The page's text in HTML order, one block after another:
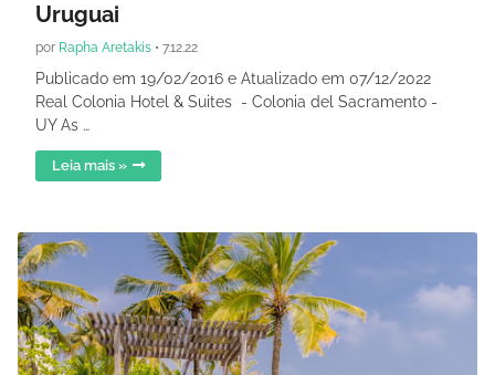
Uruguai
por Rapha Aretakis • 7.12.22
Publicado em 19/02/2016 e Atualizado em 07/12/2022
Real Colonia Hotel & Suites - Colonia del Sacramento -
UY As …
Leia mais »